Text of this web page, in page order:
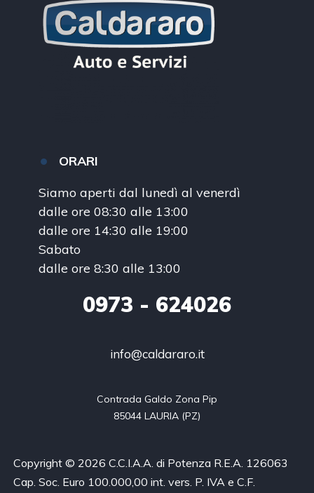
ORARI
Siamo aperti dal lunedì al venerdì
dalle ore 08:30 alle 13:00
dalle ore 14:30 alle 19:00
Sabato
dalle ore 8:30 alle 13:00
0973 - 624026
info@caldararo.it
Contrada Galdo Zona Pip
85044 LAURIA (PZ)
Copyright © 2026 C.C.I.A.A. di Potenza R.E.A. 126063
Cap. Soc. Euro 100.000,00 int. vers. P. IVA e C.F.